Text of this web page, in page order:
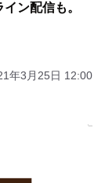
ン配信も。
年3月25日 12:00